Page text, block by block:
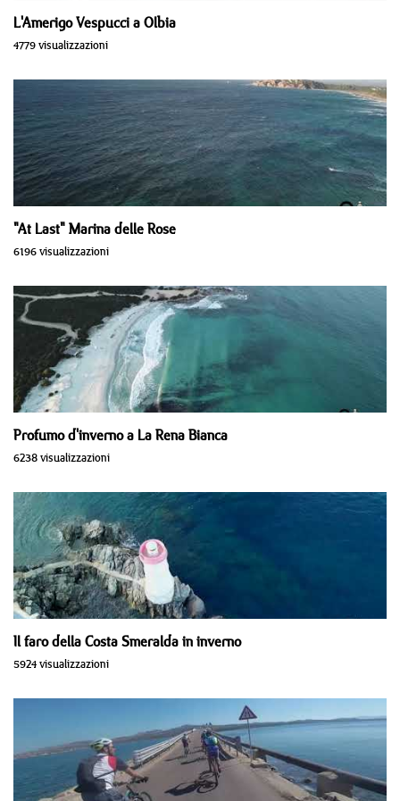
L'Amerigo Vespucci a Olbia
4779 visualizzazioni
"At Last" Marina delle Rose
6196 visualizzazioni
Profumo d'inverno a La Rena Bianca
6238 visualizzazioni
Il faro della Costa Smeralda in inverno
5924 visualizzazioni